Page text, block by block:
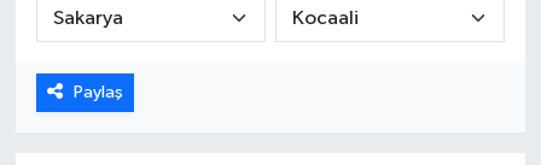
Paylaş
ÖZEL HABER
DTO